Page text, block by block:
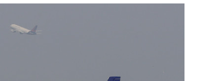
для меня это